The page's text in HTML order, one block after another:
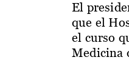
El
que el
el curso
Medicina